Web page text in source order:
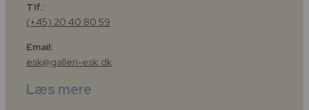
Tlf.:
(+45) 20 40 80 59
Email:
esk@galleri-esk.dk
Læs mere